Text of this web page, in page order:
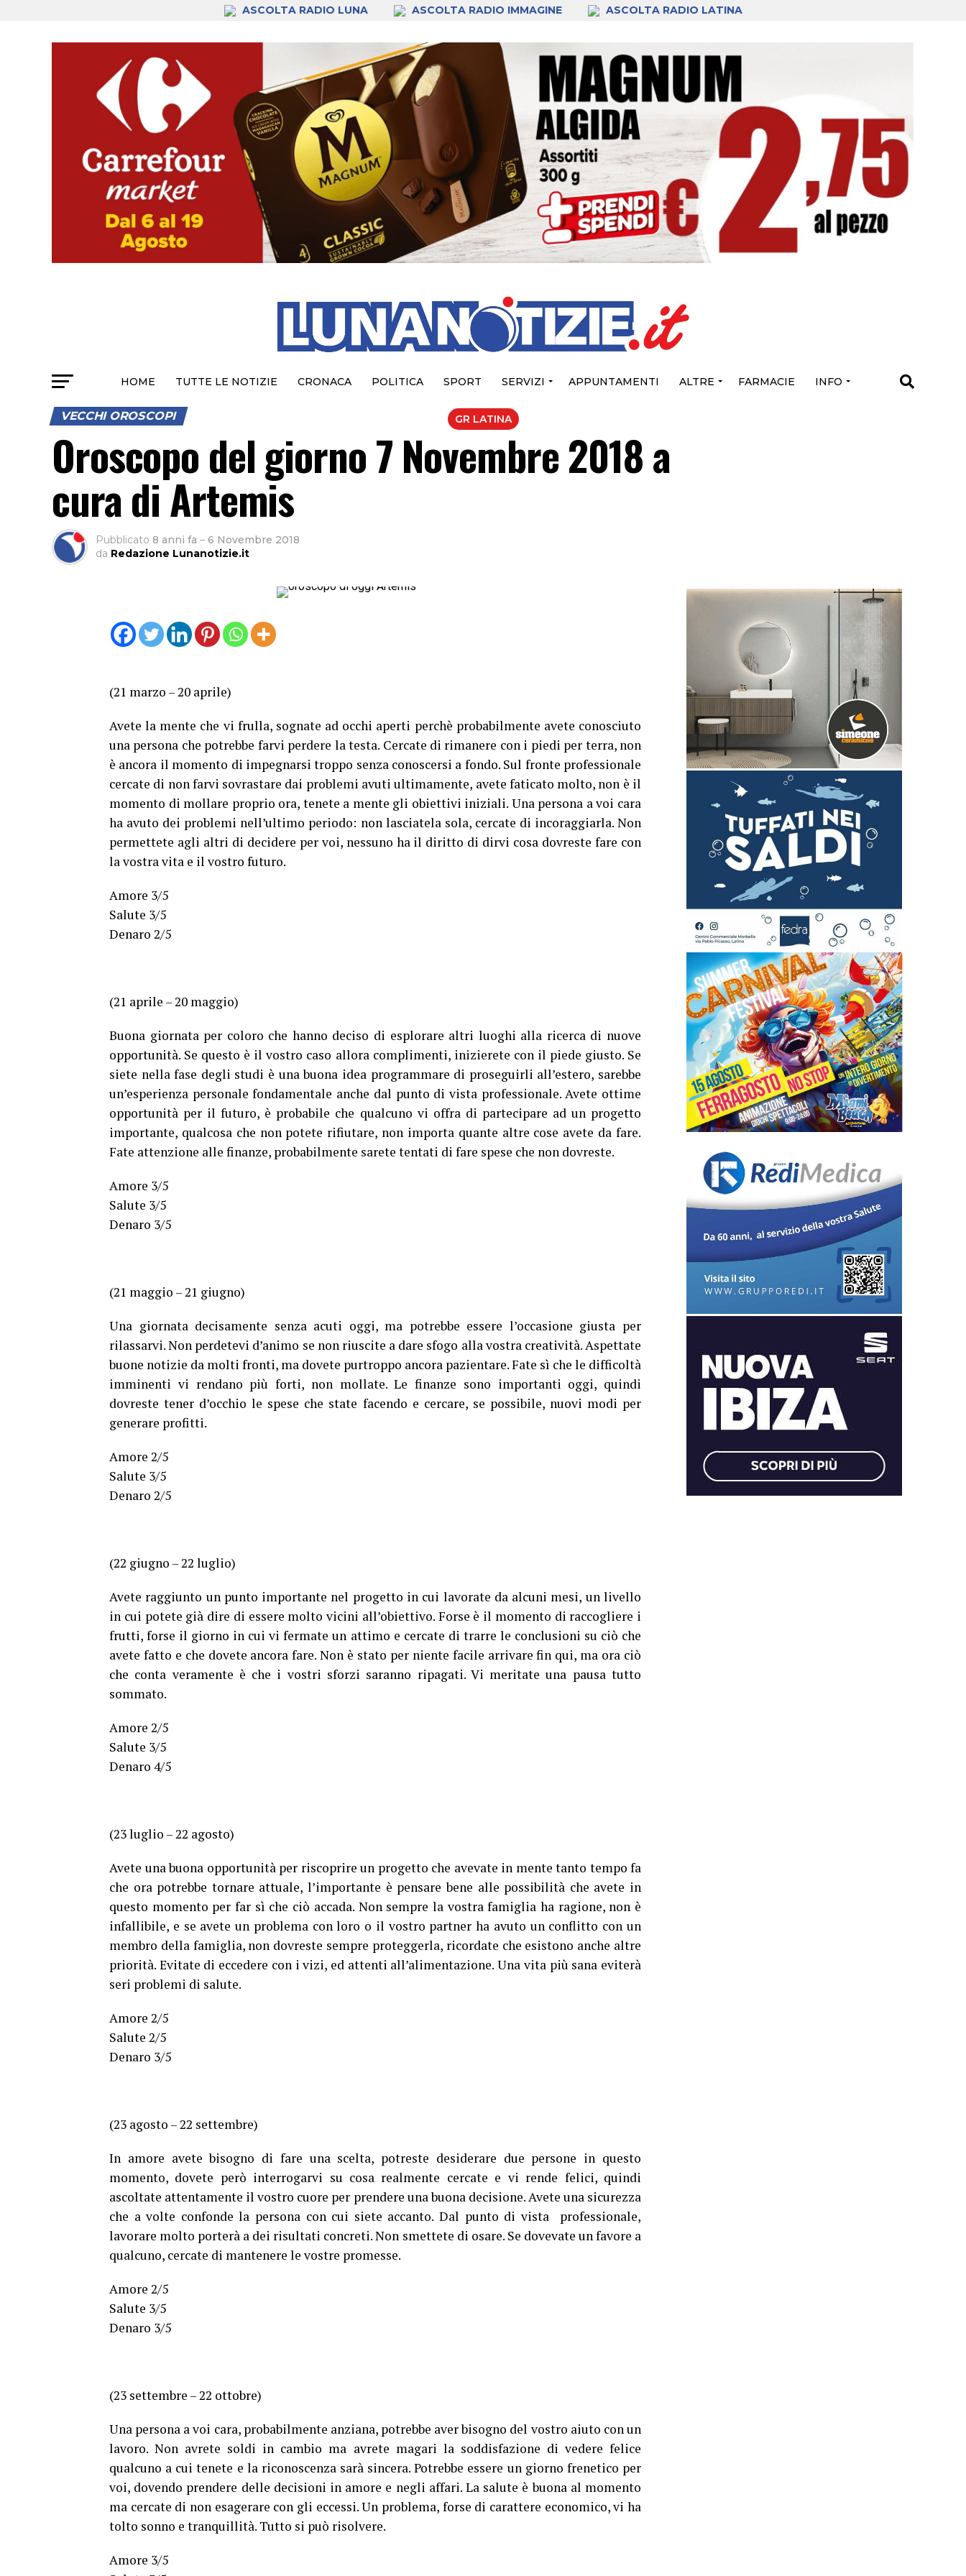
ASCOLTA RADIO LUNA ASCOLTA RADIO IMMAGINE ASCOLTA RADIO LATINA
HOME TUTTE LE NOTIZIE CRONACA POLITICA SPORT SERVIZI APPUNTAMENTI ALTRE FARMACIE INFO
GR LATINA
VECCHI OROSCOPI
Oroscopo del giorno 7 Novembre 2018 a
cura di Artemis
Pubblicato 8 anni fa – 6 Novembre 2018
da Redazione Lunanotizie.it
(21 marzo – 20 aprile)
Avete la mente che vi frulla, sognate ad occhi aperti perchè probabilmente avete conosciuto
una persona che potrebbe farvi perdere la testa. Cercate di rimanere con i piedi per terra, non
è ancora il momento di impegnarsi troppo senza conoscersi a fondo. Sul fronte professionale
cercate di non farvi sovrastare dai problemi avuti ultimamente, avete faticato molto, non è il
momento di mollare proprio ora, tenete a mente gli obiettivi iniziali. Una persona a voi cara
ha avuto dei problemi nell’ultimo periodo: non lasciatela sola, cercate di incoraggiarla. Non
permettete agli altri di decidere per voi, nessuno ha il diritto di dirvi cosa dovreste fare con
la vostra vita e il vostro futuro.
Amore 3/5
Salute 3/5
Denaro 2/5
(21 aprile – 20 maggio)
Buona giornata per coloro che hanno deciso di esplorare altri luoghi alla ricerca di nuove
opportunità. Se questo è il vostro caso allora complimenti, inizierete con il piede giusto. Se
siete nella fase degli studi è una buona idea programmare di proseguirli all’estero, sarebbe
un’esperienza personale fondamentale anche dal punto di vista professionale. Avete ottime
opportunità per il futuro, è probabile che qualcuno vi offra di partecipare ad un progetto
importante, qualcosa che non potete rifiutare, non importa quante altre cose avete da fare.
Fate attenzione alle finanze, probabilmente sarete tentati di fare spese che non dovreste.
Amore 3/5
Salute 3/5
Denaro 3/5
(21 maggio – 21 giugno)
Una giornata decisamente senza acuti oggi, ma potrebbe essere l’occasione giusta per
rilassarvi. Non perdetevi d’animo se non riuscite a dare sfogo alla vostra creatività. Aspettate
buone notizie da molti fronti, ma dovete purtroppo ancora pazientare. Fate sì che le difficoltà
imminenti vi rendano più forti, non mollate. Le finanze sono importanti oggi, quindi
dovreste tener d’occhio le spese che state facendo e cercare, se possibile, nuovi modi per
generare profitti.
Amore 2/5
Salute 3/5
Denaro 2/5
(22 giugno – 22 luglio)
Avete raggiunto un punto importante nel progetto in cui lavorate da alcuni mesi, un livello
in cui potete già dire di essere molto vicini all’obiettivo. Forse è il momento di raccogliere i
frutti, forse il giorno in cui vi fermate un attimo e cercate di trarre le conclusioni su ciò che
avete fatto e che dovete ancora fare. Non è stato per niente facile arrivare fin qui, ma ora ciò
che conta veramente è che i vostri sforzi saranno ripagati. Vi meritate una pausa tutto
sommato.
Amore 2/5
Salute 3/5
Denaro 4/5
(23 luglio – 22 agosto)
Avete una buona opportunità per riscoprire un progetto che avevate in mente tanto tempo fa
che ora potrebbe tornare attuale, l’importante è pensare bene alle possibilità che avete in
questo momento per far sì che ciò accada. Non sempre la vostra famiglia ha ragione, non è
infallibile, e se avete un problema con loro o il vostro partner ha avuto un conflitto con un
membro della famiglia, non dovreste sempre proteggerla, ricordate che esistono anche altre
priorità. Evitate di eccedere con i vizi, ed attenti all’alimentazione. Una vita più sana eviterà
seri problemi di salute.
Amore 2/5
Salute 2/5
Denaro 3/5
(23 agosto – 22 settembre)
In amore avete bisogno di fare una scelta, potreste desiderare due persone in questo
momento, dovete però interrogarvi su cosa realmente cercate e vi rende felici, quindi
ascoltate attentamente il vostro cuore per prendere una buona decisione. Avete una sicurezza
che a volte confonde la persona con cui siete accanto. Dal punto di vista professionale,
lavorare molto porterà a dei risultati concreti. Non smettete di osare. Se dovevate un favore a
qualcuno, cercate di mantenere le vostre promesse.
Amore 2/5
Salute 3/5
Denaro 3/5
(23 settembre – 22 ottobre)
Una persona a voi cara, probabilmente anziana, potrebbe aver bisogno del vostro aiuto con un
lavoro. Non avrete soldi in cambio ma avrete magari la soddisfazione di vedere felice
qualcuno a cui tenete e la riconoscenza sarà sincera. Potrebbe essere un giorno frenetico per
voi, dovendo prendere delle decisioni in amore e negli affari. La salute è buona al momento
ma cercate di non esagerare con gli eccessi. Un problema, forse di carattere economico, vi ha
tolto sonno e tranquillità. Tutto si può risolvere.
Amore 3/5